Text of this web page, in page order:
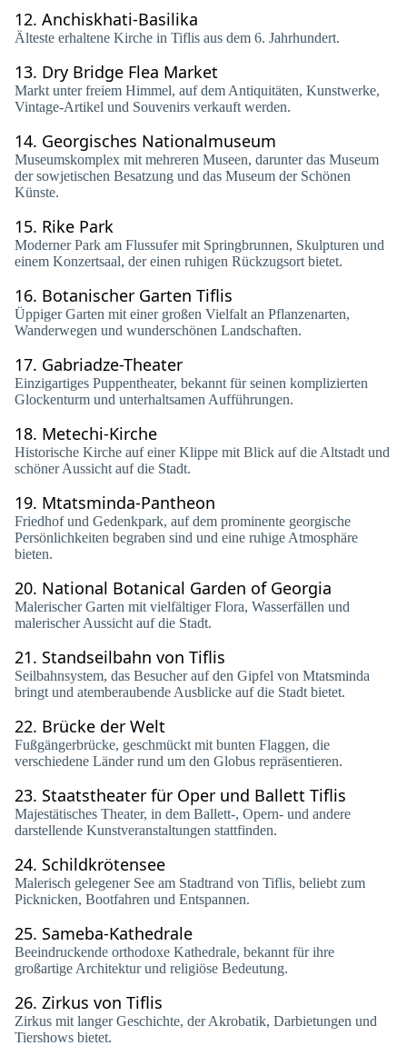
12. Anchiskhati-Basilika
Älteste erhaltene Kirche in Tiflis aus dem 6. Jahrhundert.
13. Dry Bridge Flea Market
Markt unter freiem Himmel, auf dem Antiquitäten, Kunstwerke,
Vintage-Artikel und Souvenirs verkauft werden.
14. Georgisches Nationalmuseum
Museumskomplex mit mehreren Museen, darunter das Museum
der sowjetischen Besatzung und das Museum der Schönen
Künste.
15. Rike Park
Moderner Park am Flussufer mit Springbrunnen, Skulpturen und
einem Konzertsaal, der einen ruhigen Rückzugsort bietet.
16. Botanischer Garten Tiflis
Üppiger Garten mit einer großen Vielfalt an Pflanzenarten,
Wanderwegen und wunderschönen Landschaften.
17. Gabriadze-Theater
Einzigartiges Puppentheater, bekannt für seinen komplizierten
Glockenturm und unterhaltsamen Aufführungen.
18. Metechi-Kirche
Historische Kirche auf einer Klippe mit Blick auf die Altstadt und
schöner Aussicht auf die Stadt.
19. Mtatsminda-Pantheon
Friedhof und Gedenkpark, auf dem prominente georgische
Persönlichkeiten begraben sind und eine ruhige Atmosphäre
bieten.
20. National Botanical Garden of Georgia
Malerischer Garten mit vielfältiger Flora, Wasserfällen und
malerischer Aussicht auf die Stadt.
21. Standseilbahn von Tiflis
Seilbahnsystem, das Besucher auf den Gipfel von Mtatsminda
bringt und atemberaubende Ausblicke auf die Stadt bietet.
22. Brücke der Welt
Fußgängerbrücke, geschmückt mit bunten Flaggen, die
verschiedene Länder rund um den Globus repräsentieren.
23. Staatstheater für Oper und Ballett Tiflis
Majestätisches Theater, in dem Ballett-, Opern- und andere
darstellende Kunstveranstaltungen stattfinden.
24. Schildkrötensee
Malerisch gelegener See am Stadtrand von Tiflis, beliebt zum
Picknicken, Bootfahren und Entspannen.
25. Sameba-Kathedrale
Beeindruckende orthodoxe Kathedrale, bekannt für ihre
großartige Architektur und religiöse Bedeutung.
26. Zirkus von Tiflis
Zirkus mit langer Geschichte, der Akrobatik, Darbietungen und
Tiershows bietet.